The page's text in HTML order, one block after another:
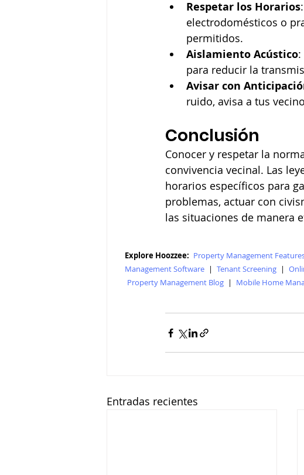
Respetar los Horarios
electrodomésticos o
permitidos.
Aislamiento Acústico
para reducir la
Avisar con
ruido, avisa a tus
Conclusión
Conocer y respetar la
convivencia vecinal. Las
horarios específicos para
problemas, actuar con
las situaciones de manera
Explore Hoozzee: Property Management
Management Software | Tenant Screening |
Property Management Blog | Mobile Home
Entradas recientes